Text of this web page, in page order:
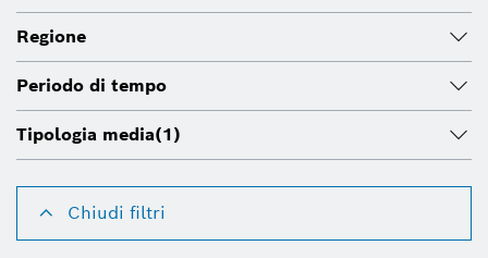
Regione
Periodo di tempo
Tipologia media(1)
Chiudi filtri